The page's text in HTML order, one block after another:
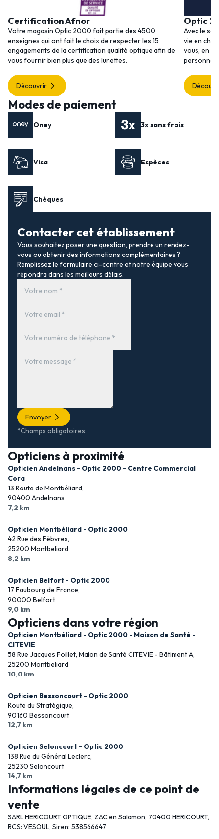
Certification Afnor
Votre magasin Optic 2000 fait partie des 4500
enseignes qui ont fait le choix de respecter les 15
engagements de la certification qualité optique afin de
vous fournir bien plus que des lunettes.
Découvrir
Optic
Avec le
vie en
vous, en
Modes de paiement
Oney 3x sans frais
Visa Espèces
Chèques
Contacter cet établissement
Vous souhaitez poser une question, prendre un rendez-
vous ou obtenir des informations complémentaires ?
Remplissez le formulaire ci-contre et notre équipe vous
répondra dans les meilleurs délais.
Envoyer
*Champs obligatoires
Opticiens à proximité
Opticien Andelnans - Optic 2000 - Centre Commercial
Cora
13 Route de Montbéliard,
90400 Andelnans
7,2 km
Opticien Montbéliard - Optic 2000
42 Rue des Fèbvres,
25200 Montbeliard
8,2 km
Opticien Belfort - Optic 2000
17 Faubourg de France,
90000 Belfort
9,0 km
Opticiens dans votre région
Opticien Montbéliard - Optic 2000 - Maison de Santé -
CITEVIE
58 Rue Jacques Foillet, Maion de Santé CITEVIE - Bâtiment A,
25200 Montbeliard
10,0 km
Opticien Bessoncourt - Optic 2000
Route du Stratégique,
90160 Bessoncourt
12,7 km
Opticien Seloncourt - Optic 2000
138 Rue du Général Leclerc,
25230 Seloncourt
14,7 km
Informations légales de ce point de
vente
SARL HERICOURT OPTIQUE, ZAC en Salamon, 70400 HERICOURT,
RCS: VESOUL, Siren: 538566647